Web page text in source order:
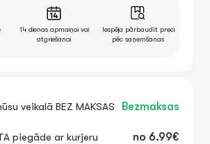
14 dienas apmaiņai vai
atgriešanai
Iespēja pārbaudīt preci
pēc saņemšanas
veikalā BEZ MAKSAS Bezmaksas
piegāde ar kurjeru no 6.99€